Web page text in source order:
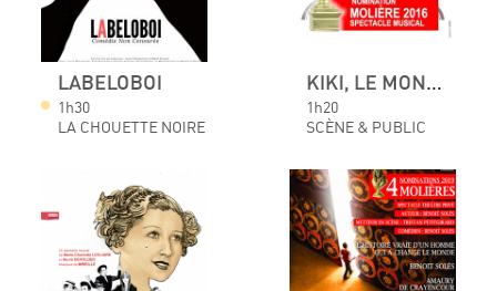
LABELOBOI
1h30
LA CHOUETTE NOIRE
KIKI, LE MONTPARNASSE DES ANNÉES FOLLES
1h20
SCÈNE & PUBLIC